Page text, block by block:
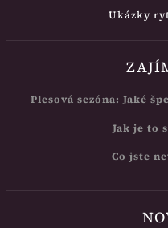
Ukázky
Plesová sezóna: Jaké
Jak je to
Co jste